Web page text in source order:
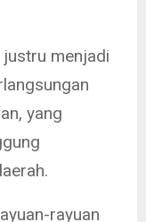
justru menjadi
yang
rayuan